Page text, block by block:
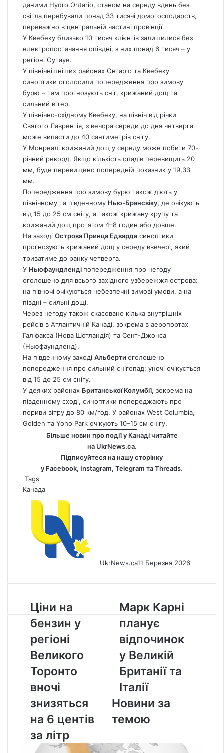
даними Hydro Ontario, станом на середу вдень без
світла перебували понад 33 тисячі домогосподарств,
переважно в центральній частині провінції.
У Квебеку близько 10 тисяч клієнтів залишилися без
електропостачання опівдні, з них понад 6 тисяч – у
регіоні Оутауе.
У північнішніших районах Онтаріо та Квебеку
синоптики оголосили попередження про зимову
бурю – там прогнозують сніг, крижаний дощ та
сильний вітер.
У північно-східному Квебеку, на північ від річки
Святого Лаврентія, з вечора середи до дня четверга
може випасти до 40 сантиметрів снігу.
У Монреалі крижаний дощ у середу може побити 70-
річний рекорд. Якщо кількість опадів перевищить 20
мм, буде перевищено попередній показник у 19,33
мм.
Попередження про зимову бурю також діють у
північному та південному Нью-Брансвіку, де очікують
від 15 до 25 см снігу, а також крижану крупу та
крижаний дощ протягом 4–8 годин або довше.
На заході Острова Принца Едварда синоптики
прогнозують крижаний дощ у середу ввечері, який
триватиме до ранку четверга.
У Ньюфаундленді попередження про негоду
оголошено для всього західного узбережжя острова:
на півночі очікуються небезпечні зимові умови, а на
півдні – сильні дощі.
Через негоду також скасовано кілька внутрішніх
рейсів в Атлантичній Канаді, зокрема в аеропортах
Галіфакса (Нова Шотландія) та Сент-Джонса
(Ньюфаундленд).
На південному заході Альберти оголошено
попередження про сильний снігопад: уночі очікується
від 15 до 25 см снігу.
У деяких районах Британської Колумбії, зокрема на
південному сході, синоптики попереджають про
пориви вітру до 80 км/год. У районах West Columbia,
Golden та Yoho Park очікують 10–15 см снігу.
Більше новин про події у Канаді читайте
на UkrNews.ca.
Підписуйтеся на нашу сторінку
у Facebook, Instagram, Telegram таThreads.
Tags
Канада
UkrNews.ca11 Березня 2026
Ціни
на
бензин
у
регіоні
Великого
Торонто
вночі
знизяться
6
центів
літр
Ціни на
бензин у
регіоні
Великого
Торонто
вночі
знизяться
на 6 центів
за літр
Марк
Карні
планує
відпочинок
у
Великій
Британії
та
Італії
Марк Карні
планує
відпочинок
у Великій
Британії та
Італії
Новини за
темою